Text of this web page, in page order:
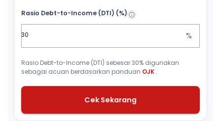
Rasio Debt-to-Income (DTI) (%)
%
Rasio Debt-to-Income (DTI) sebesar 30% digunakan
sebagai acuan berdasarkan panduan OJK .
Cek Sekarang